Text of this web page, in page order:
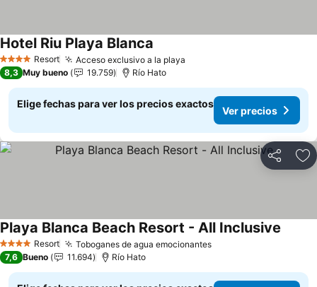
4 EstrellasResort Acceso exclusivo a la playa
Hotel Riu Playa Blanca
8,3 Muy bueno 19.759 Río Hato
Elige fechas para ver los precios exactos
Ver precios
Compartir
4 EstrellasResort Toboganes de agua emocionantesVer precios
Playa Blanca Beach Resort - All Inclusive
7,6 Bueno 11.694 Río Hato